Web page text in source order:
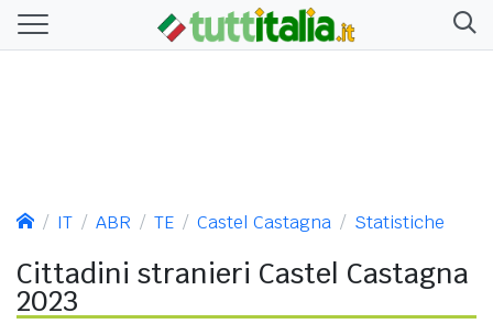
IT ABR TE Castel Castagna Statistiche
Cittadini stranieri Castel Castagna
2023